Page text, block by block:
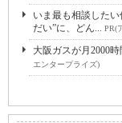
いま最も相談した
だい”に、どん... PR(
大阪ガスが月2000
エンタープライズ)